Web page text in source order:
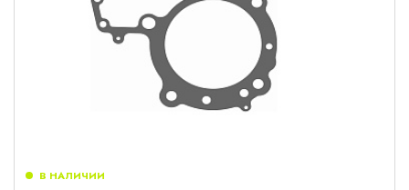
В НАЛИЧИИ